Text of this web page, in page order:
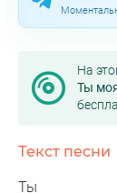
На
Ты
Текст песни
Ты